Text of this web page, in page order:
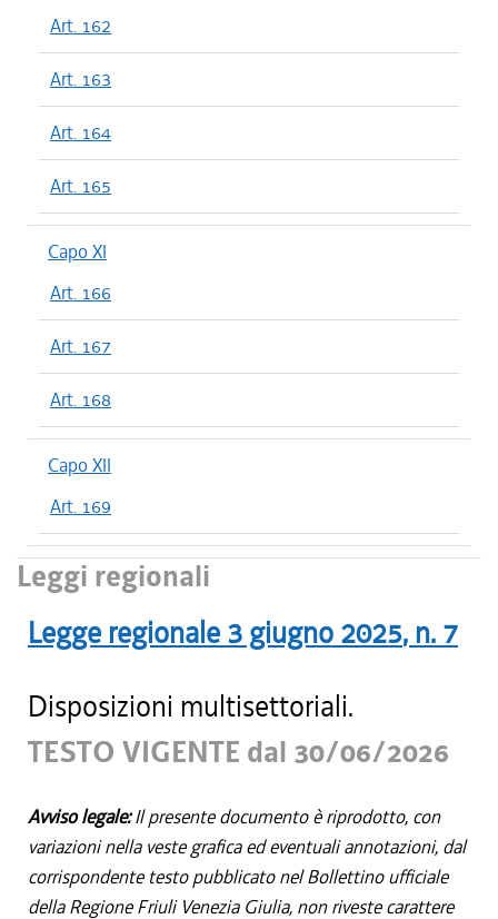
Art. 162
Art. 163
Art. 164
Art. 165
Capo XI
Art. 166
Art. 167
Art. 168
Capo XII
Art. 169
Leggi regionali
Legge regionale 3 giugno 2025, n. 7
Disposizioni multisettoriali.
TESTO VIGENTE dal 30/06/2026
Avviso legale:Il presente documento è riprodotto, con
variazioni nella veste grafica ed eventuali annotazioni, dal
corrispondente testo pubblicato nel Bollettino ufficiale
della Regione Friuli Venezia Giulia, non riveste carattere